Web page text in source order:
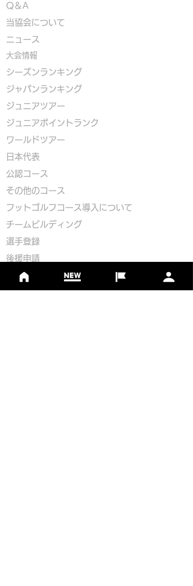
Q＆A
​当協会について
​ニュース
大会情報
シーズンランキング
ジャパンランキング
ジュニアツアー
ジュニアポイントランク
​ワールドツアー
​​日本代表
公認コース
​その他のコース
​ フットゴルフコース導入について
​チームビルディング
選手登録​
​後援申請
​イベント依頼
プライバシーポリシー